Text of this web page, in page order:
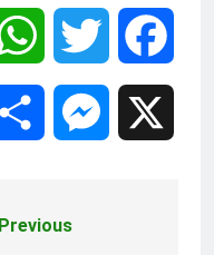
Facebook
Previous: